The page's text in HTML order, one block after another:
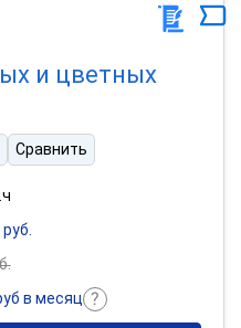
и цветных
Сравнить
в месяц